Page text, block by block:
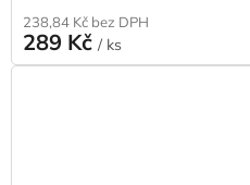
238,84 Kč bez DPH
289 Kč / ks